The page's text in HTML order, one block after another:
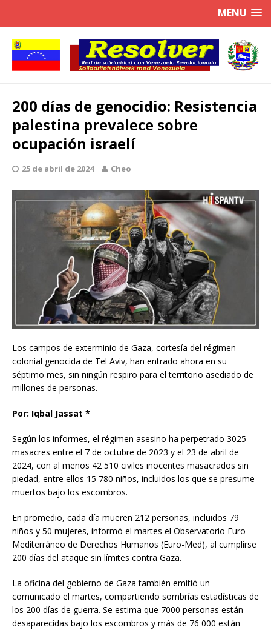
MENU
200 días de genocidio: Resistencia
palestina prevalece sobre
ocupación israelí
25 de abril de 2024 Cheo
Los campos de exterminio de Gaza, cortesía del régimen
colonial genocida de Tel Aviv, han entrado ahora en su
séptimo mes, sin ningún respiro para el territorio asediado de
millones de personas.
Por: Iqbal Jassat *
Según los informes, el régimen asesino ha perpetrado 3025
masacres entre el 7 de octubre de 2023 y el 23 de abril de
2024, con al menos 42 510 civiles inocentes masacrados sin
piedad, entre ellos 15 780 niños, incluidos los que se presume
muertos bajo los escombros.
En promedio, cada día mueren 212 personas, incluidos 79
niños y 50 mujeres, informó el martes el Observatorio Euro-
Mediterráneo de Derechos Humanos (Euro-Med), al cumplirse
200 días del ataque sin límites contra Gaza.
La oficina del gobierno de Gaza también emitió un
comunicado el martes, compartiendo sombrías estadísticas de
los 200 días de guerra. Se estima que 7000 personas están
desaparecidas bajo los escombros y más de 76 000 están